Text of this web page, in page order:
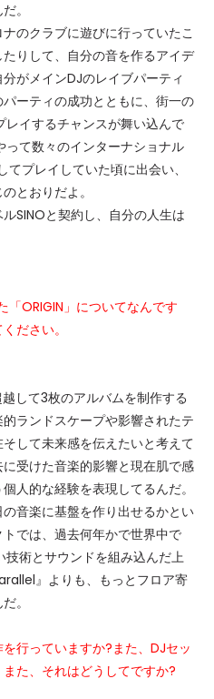
。
のクラブに遊びに行っていたこ
りして、自分の音を作るアイデ
がメインDJのレイブパーティ
ーティの成功とともに、街一の
イするチャンスが舞い込んで
て数々のインターナショナル
プレイしていた頃に出会い、
とおりだよ。
SINOと契約し、自分の人生は
ORIGIN」についてなんです
ださい。
して3枚のアルバムを制作する
ランドスケープや影響されたテ
して未来感を伝えたいと考えて
受けた音楽的影響と現在肌で感
人的な経験を表現してるんだ。
音楽に基盤を作り出せるかとい
では、過去何年かで世界中で
術とサウンドを組み込んだ上
』よりも、もっとフロア寄
。
行っていますか?また、DJセッ
た、それはどうしてですか?